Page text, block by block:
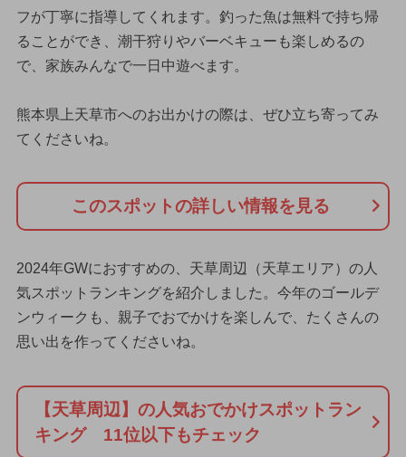
フが丁寧に指導してくれます。釣った魚は無料で持ち帰
ることができ、潮干狩りやバーベキューも楽しめるの
で、家族みんなで一日中遊べます。
熊本県上天草市へのお出かけの際は、ぜひ立ち寄ってみ
てくださいね。
このスポットの詳しい情報を見る
2024年GWにおすすめの、天草周辺（天草エリア）の人
気スポットランキングを紹介しました。今年のゴールデ
ンウィークも、親子でおでかけを楽しんで、たくさんの
思い出を作ってくださいね。
【天草周辺】の人気おでかけスポットラン
キング 11位以下もチェック